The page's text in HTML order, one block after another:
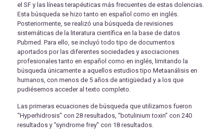
el SF y las líneas terapéuticas más frecuentes de estas dolencias.
Esta búsqueda se hizo tanto en español como en inglés.
Posteriormente, se realizó una búsqueda de revisiones
sistemáticas de la literatura científica en la base de datos
Pubmed. Para ello, se incluyó todo tipo de documentos
aportados por las diferentes sociedades y asociaciones
profesionales tanto en español como en inglés, limitando la
búsqueda únicamente a aquellos estudios tipo Metaanálisis en
humanos, con menos de 5 años de antigüedad y a los que
pudiésemos acceder al texto completo.
Las primeras ecuaciones de búsqueda que utilizamos fueron
“Hyperhidrosis” con 28 resultados, “botulinium toxin” con 240
resultados y “syndrome frey” con 18 resultados.